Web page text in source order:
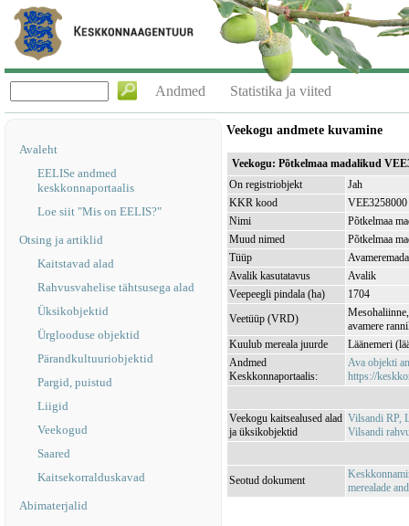
Andmed Statistika ja viited
Avaleht
EELISe andmed
keskkonnaportaalis
Loe siit "Mis on EELIS?"
Otsing ja artiklid
Kaitstavad alad
Rahvusvahelise tähtsusega alad
Üksikobjektid
Ürglooduse objektid
Pärandkultuuriobjektid
Pargid, puistud
Liigid
Veekogud
Saared
Kaitsekorralduskavad
Abimaterjalid
Veekogu andmete kuvamine
Veekogu: Põtkelmaa madalikud
On registriobjekt
Jah
KKR kood
VEE3258000
Nimi
Põtkelmaa
Muud nimed
Põtkelmaa
Tüüp
Avalik kasutatavus
Avalik
Veepeegli pindala (ha)
1704
Veetüüp (VRD)
avamere
Kuulub mereala juurde
Läänemeri
Andmed
Keskkonnaportaalis:
Ava objekti
https://
Veekogu kaitsealused alad
ja üksikobjektid
Vilsandi RP,
Vilsandi
Seotud dokument
merealade